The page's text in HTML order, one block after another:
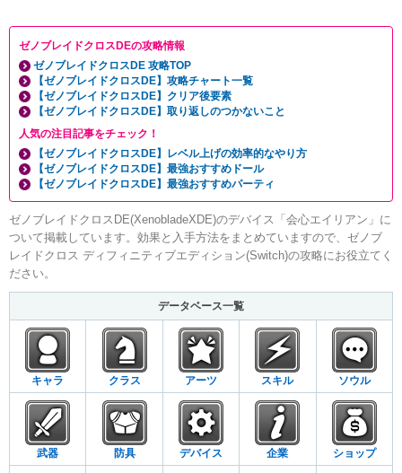
ゼノブレイドクロスDEの攻略情報
ゼノブレイドクロスDE 攻略TOP
【ゼノブレイドクロスDE】攻略チャート一覧
【ゼノブレイドクロスDE】クリア後要素
【ゼノブレイドクロスDE】取り返しのつかないこと
人気の注目記事をチェック！
【ゼノブレイドクロスDE】レベル上げの効率的なやり方
【ゼノブレイドクロスDE】最強おすすめドール
【ゼノブレイドクロスDE】最強おすすめパーティ
ゼノブレイドクロスDE(XenobladeXDE)のデバイス「会心エイリアン」に
ついて掲載しています。効果と入手方法をまとめていますので、ゼノブ
レイドクロス ディフィニティブエディション(Switch)の攻略にお役立てく
ださい。
データベース一覧
キャラ クラス アーツ スキル ソウル
武器 防具 デバイス 企業 ショップ